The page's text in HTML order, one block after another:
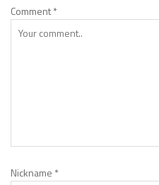
Comment*
Nickname *